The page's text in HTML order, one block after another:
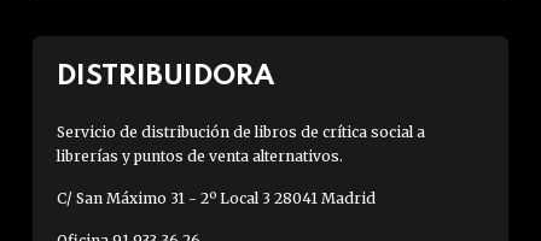
DISTRIBUIDORA
Servicio de distribución de libros de crítica social a
librerías y puntos de venta alternativos.
C/ San Máximo 31 - 2º Local 3 28041 Madrid